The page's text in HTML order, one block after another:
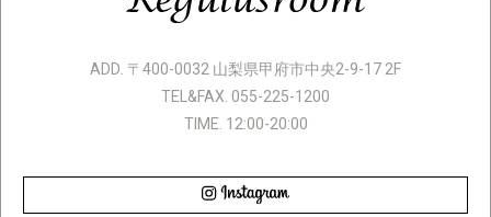
ADD. 〒400-0032 山梨県甲府市中央2-9-17 2F
TEL&FAX. 055-225-1200
TIME. 12:00-20:00